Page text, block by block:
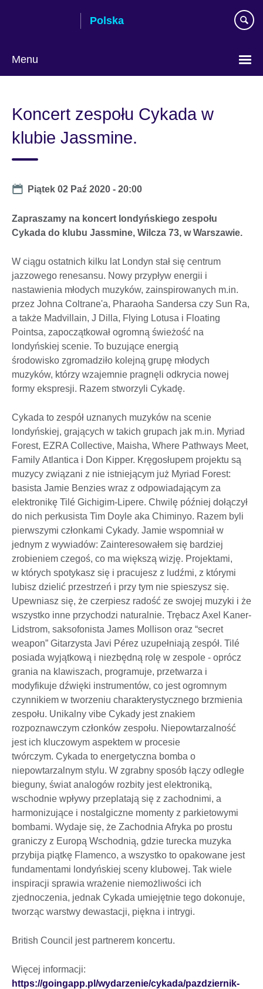
Polska
Menu
Koncert zespołu Cykada w
klubie Jassmine.
Date
Piątek 02 Paź 2020 - 20:00
Zapraszamy na koncert londyńskiego zespołu
Cykada do klubu Jassmine, Wilcza 73, w Warszawie.
W ciągu ostatnich kilku lat Londyn stał się centrum
jazzowego renesansu. Nowy przypływ energii i
nastawienia młodych muzyków, zainspirowanych m.in.
przez Johna Coltrane'a, Pharaoha Sandersa czy Sun Ra,
a także Madvillain, J Dilla, Flying Lotusa i Floating
Pointsa, zapoczątkował ogromną świeżość na
londyńskiej scenie. To buzujące energią
środowisko zgromadziło kolejną grupę młodych
muzyków, którzy wzajemnie pragnęli odkrycia nowej
formy ekspresji. Razem stworzyli Cykadę.
Cykada to zespół uznanych muzyków na scenie
londyńskiej, grających w takich grupach jak m.in. Myriad
Forest, EZRA Collective, Maisha, Where Pathways Meet,
Family Atlantica i Don Kipper. Kręgosłupem projektu są
muzycy związani z nie istniejącym już Myriad Forest:
basista Jamie Benzies wraz z odpowiadającym za
elektronikę Tilé Gichigim-Lipere. Chwilę później dołączył
do nich perkusista Tim Doyle aka Chiminyo. Razem byli
pierwszymi członkami Cykady. Jamie wspomniał w
jednym z wywiadów: Zainteresowałem się bardziej
zrobieniem czegoś, co ma większą wizję. Projektami,
w których spotykasz się i pracujesz z ludźmi, z którymi
lubisz dzielić przestrzeń i przy tym nie spieszysz się.
Upewniasz się, że czerpiesz radość ze swojej muzyki i że
wszystko inne przychodzi naturalnie. Trębacz Axel Kaner-
Lidstrom, saksofonista James Mollison oraz “secret
weapon” Gitarzysta Javi Pérez uzupełniają zespół. Tilé
posiada wyjątkową i niezbędną rolę w zespole - oprócz
grania na klawiszach, programuje, przetwarza i
modyfikuje dźwięki instrumentów, co jest ogromnym
czynnikiem w tworzeniu charakterystycznego brzmienia
zespołu. Unikalny vibe Cykady jest znakiem
rozpoznawczym członków zespołu. Niepowtarzalność
jest ich kluczowym aspektem w procesie
twórczym. Cykada to energetyczna bomba o
niepowtarzalnym stylu. W zgrabny sposób łączy odległe
bieguny, świat analogów rozbity jest elektroniką,
wschodnie wpływy przeplatają się z zachodnimi, a
harmonizujące i nostalgiczne momenty z parkietowymi
bombami. Wydaje się, że Zachodnia Afryka po prostu
graniczy z Europą Wschodnią, gdzie turecka muzyka
przybija piątkę Flamenco, a wszystko to opakowane jest
fundamentami londyńskiej sceny klubowej. Tak wiele
inspiracji sprawia wrażenie niemożliwości ich
zjednoczenia, jednak Cykada umiejętnie tego dokonuje,
tworząc warstwy dewastacji, piękna i intrygi.
British Council jest partnerem koncertu.
Więcej informacji:
https://goingapp.pl/wydarzenie/cykada/pazdziernik-